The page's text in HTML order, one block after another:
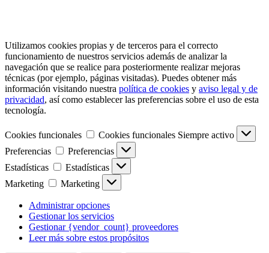
Utilizamos cookies propias y de terceros para el correcto
funcionamiento de nuestros servicios además de analizar la
navegación que se realice para posteriormente realizar mejoras
técnicas (por ejemplo, páginas visitadas). Puedes obtener más
información visitando nuestra política de cookies y aviso legal y de
privacidad, así como establecer las preferencias sobre el uso de esta
tecnología.
Cookies funcionales Cookies funcionales Siempre activo
Preferencias
Preferencias
Estadísticas
Estadísticas
Marketing
Marketing
Administrar opciones
Gestionar los servicios
Gestionar {vendor_count} proveedores
Leer más sobre estos propósitos